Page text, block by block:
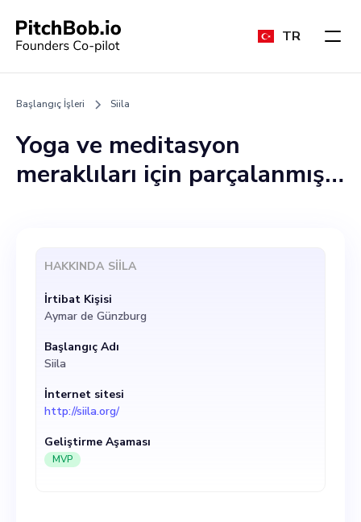
TR
Başlangıç İşleri Siila
Yoga ve meditasyon
meraklıları için parçalanmış
profesyoneller için idari
yükleri hafifletmeyi
amaçlayan çığır açan
bütünsel bir sağlık
platformu olan Siila için özel
bir Müşteri Başarı Yöneticisi
arıyoruz. Dünya çapındaki
kullanıcılar ve
HAKKINDA SIILA
İrtibat Kişisi
Aymar de Günzburg
Başlangıç Adı
Siila
İnternet sitesi
http://siila.org/
Geliştirme Aşaması
MVP